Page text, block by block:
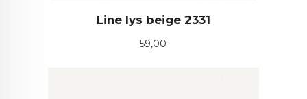
Line lys beige 2331
Pris
59,00